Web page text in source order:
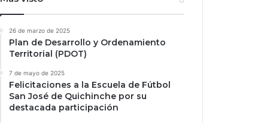
26 de marzo de 2025
Plan de Desarrollo y Ordenamiento
Territorial (PDOT)
7 de mayo de 2025
Felicitaciones a la Escuela de Fútbol
San José de Quichinche por su
destacada participación